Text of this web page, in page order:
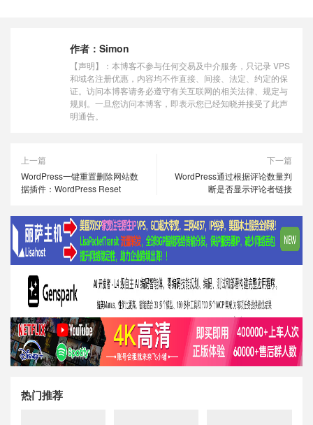
作者： Simon
【声明】：本博客不参与任何交易及中介服务，只记录 VPS
和域名注册优惠，内容均不作直接、间接、法定、约定的保
证。访问本博客请务必遵守有关互联网的相关法律、规定与
规则。一旦您访问本博客，即表示您已经知晓并接受了此声
明通告。
上一篇
WordPress一键重置删除网站数
据插件：WordPress Reset
下一篇
WordPress通过根据评论数量判
断是否显示评论者链接
热门推荐